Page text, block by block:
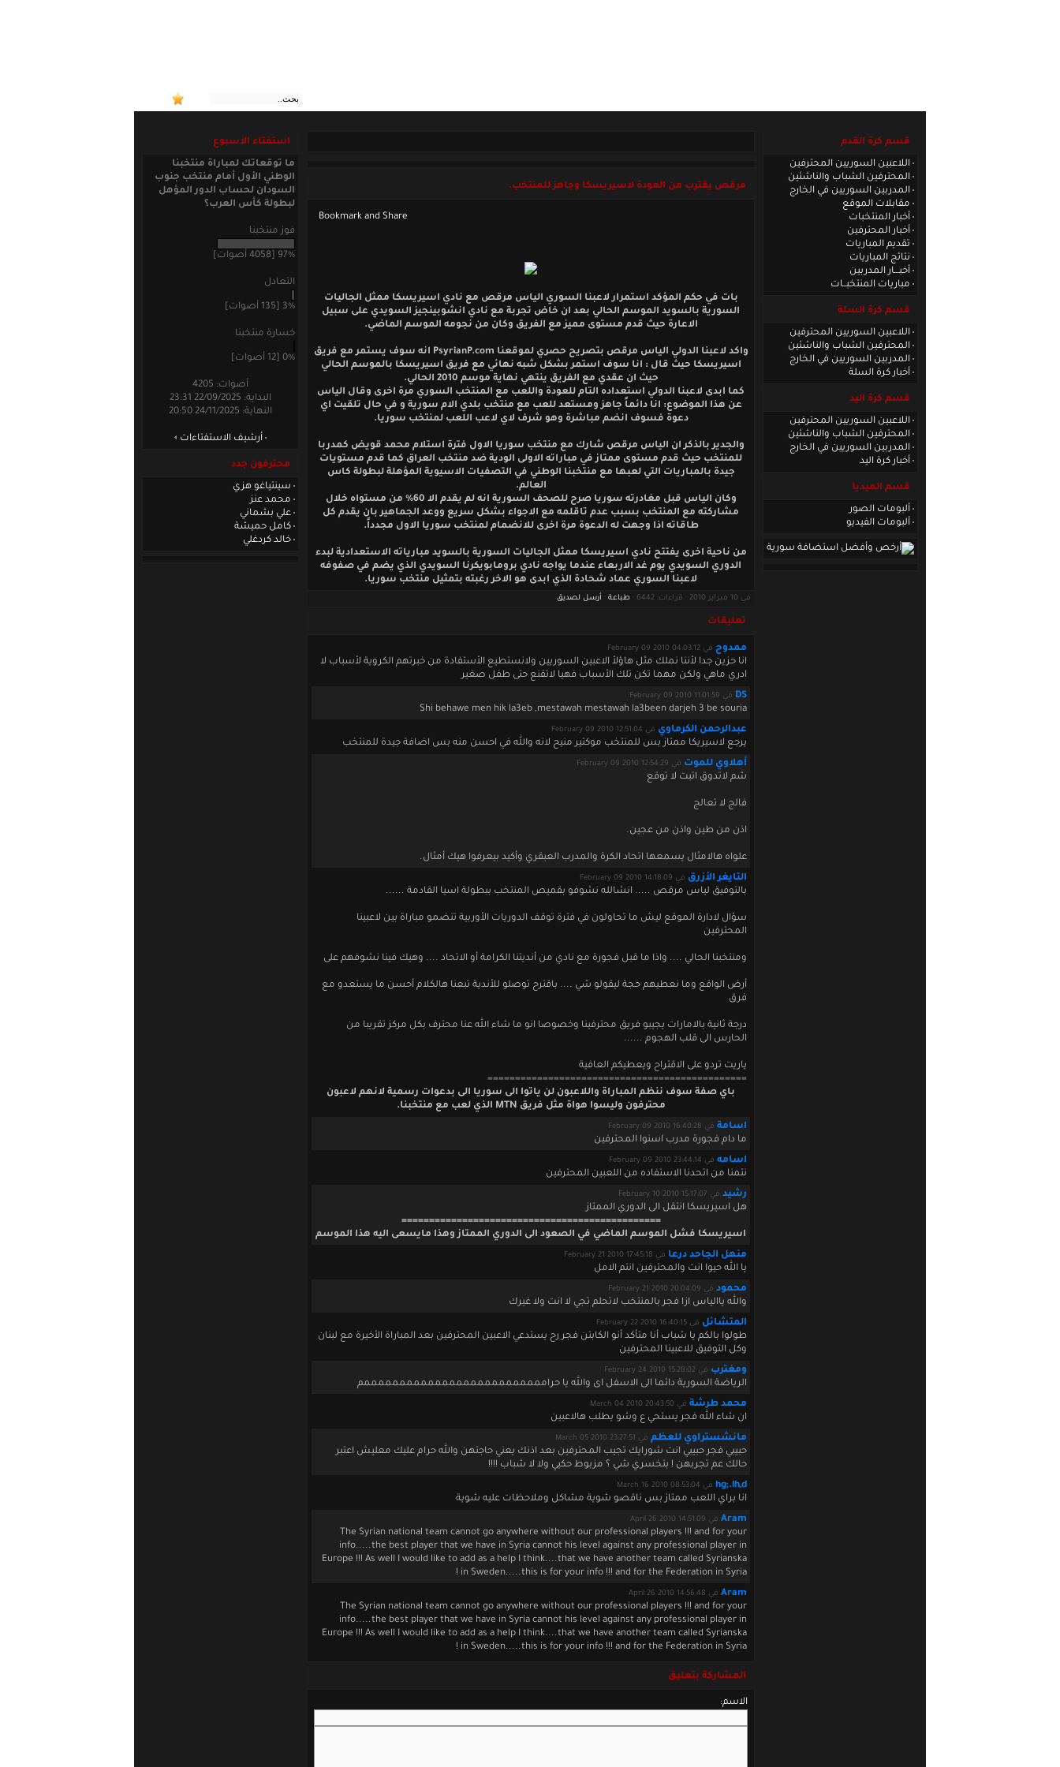
قسم كرة القدم
اللاعبين السوريين المحترفين
المحترفين الشباب والناشئين
المدربين السوريين في الخارج
مقابلات الموقع
أخبار المنتخبات
أخبار المحترفين
تقديم المباريات
نتائج المباريات
أخبـــار المدربين
مباريات المنتخبــات
قسم كرة السلة
اللاعبين السوريين المحترفين
المحترفين الشباب والناشئين
المدربين السوريين في الخارج
أخبار كرة السلة
قسم كرة اليد
اللاعبين السوريين المحترفين
المحترفين الشباب والناشئين
المدربين السوريين في الخارج
أخبار كرة اليد
قسم الميديا
ألبومات الصور
ألبومات الفيديو
مرقص يقترب من العودة لاسيريسكا وجاهز للمنتخب.
بات في حكم المؤكد استمرار لاعبنا السوري الياس مرقص مع نادي اسيريسكا ممثل الجاليات
السورية بالسويد الموسم الحالي بعد ان خاض تجربة مع نادي انشوبينجيز السويدي على سبيل
الاعارة حيث قدم مستوى مميز مع الفريق وكان من نجومه الموسم الماضي.
واكد لاعبنا الدولي الياس مرقص بتصريح حصري لموقعنا PsyrianP.com انه سوف يستمر مع فريق
اسيريسكا حيث قال : انا سوف استمر بشكل شبه نهائي مع فريق اسيريسكا بالموسم الحالي
حيث ان عقدي مع الفريق ينتهي نهاية موسم 2010 الحالي.
كما ابدى لاعبنا الدولي استعداده التام للعودة واللعب مع المنتخب السوري مرة اخرى وقال الياس
عن هذا الموضوع: انا دائماً جاهز ومستعد للعب مع منتخب بلدي الام سورية و في حال تلقيت اي
دعوة فسوف انضم مباشرة وهو شرف لاي لاعب اللعب لمنتخب سوريا.
والجدير بالذكر ان الياس مرقص شارك مع منتخب سوريا الاول فترة استلام محمد قويض كمدربا
للمنتخب حيث قدم مستوى ممتاز في مباراته الاولى الودية ضد منتخب العراق كما قدم مستويات
جيدة بالمباريات التي لعبها مع منتخبنا الوطني في التصفيات الاسيوية المؤهلة لبطولة كاس
العالم.
وكان الياس قبل مغادرته سوريا صرح للصحف السورية انه لم يقدم الا 60% من مستواه خلال
مشاركته مع المنتخب بسبب عدم تاقلمه مع الاجواء بشكل سريع ووعد الجماهير بان يقدم كل
طاقاته اذا وجهت له الدعوة مرة اخرى للانضمام لمنتخب سوريا الاول مجدداً.
من ناحية اخرى يفتتح نادي اسيريسكا ممثل الجاليات السورية بالسويد مبارياته الاستعدادية لبدء
الدوري السويدي يوم غد الاربعاء عندما يواجه نادي برومابويكرنا السويدي الذي يضم في صفوفه
لاعبنا السوري عماد شحادة الذي ابدى هو الاخر رغبته بتمثيل منتخب سوريا.
في 10 فبراير 2010 · قراءات: 6442 · طباعة أرسل لصديق
تعليقات
ممدوح في February 09 2010 04:03:12
انا حزين جدا لأننا نملك مثل هاؤلأ الاعبين السوريين ولانستطيع الأستفادة من خبرتهم الكروية لأسباب لا
ادري ماهي ولكن مهما تكن تلك الأسباب فهيا لاتقنع حتى طفل صغير
DS في February 09 2010 11:01:59
Shi behawe men hik la3eb ,mestawah mestawah la3been darjeh 3 be souria
عبدالرحمن الكرماوي في February 09 2010 12:51:04
يرجع لاسيريكا ممتاز بس للمنتخب موكتير منيح لانه والله في احسن منه بس اضافة جيدة للمنتخب
أهلاوي للموت في February 09 2010 12:54:29
شم لاتدوق اتبت لا توقع
فالج لا تعالج
اذن من طين واذن من عجين.
علواه هالامثال يسمعها اتحاد الكرة والمدرب العبقري وأكيد بيعرفوا هيك أمثال.
التايغر الأزرق في February 09 2010 14:18:09
بالتوفيق لياس مرقص ..... انشالله نشوفو بقميص المنتخب ببطولة اسيا القادمة ......
سؤال لادارة الموقع ليش ما تحاولون في فترة توقف الدوريات الأوربية تنضمو مباراة بين لاعبينا
المحترفين
ومنتخبنا الحالي .... واذا ما قبل فجورة مع نادي من أنديتنا الكرامة أو الاتحاد .... وهيك فينا نشوفهم على
أرض الواقع وما نعطيهم حجة ليقولو شي .... باقترح توصلو للأندية تبعنا هالكلام أحسن ما يستعدو مع
فرق
درجة ثانية بالامارات يجيبو فريق محترفينا وخصوصا انو ما شاء الله عنا محترف بكل مركز تقريبا من
الحارس الى قلب الهجوم ......
ياريت تردو على الاقتراح ويعطيكم العافية
===============================================
باي صفة سوف ننظم المباراة واللاعبون لن ياتوا الى سوريا الى بدعوات رسمية لانهم لاعبون
محترفون وليسوا هواة مثل فريق MTN الذي لعب مع منتخبنا.
اسامة في February 09 2010 16:40:28
ما دام فجورة مدرب اسنوا المحترفين
اسامه في February 09 2010 23:44:14
نتمنا من اتحدنا الاستفاده من اللعبين المحترفين
رشيد في February 10 2010 15:17:07
هل اسيريسكا انتقل الى الدوري الممتاز
===============================================
اسيريسكا فشل الموسم الماضي في الصعود الى الدوري الممتاز وهذا مايسعى اليه هذا الموسم
منهل الجاحد درعا في February 21 2010 17:45:18
يا الله حيوا انت والمحترفين انتم الامل
محمود في February 21 2010 20:04:09
والله ياالياس ازا فجر بالمنتخب لاتحلم تجي لا انت ولا غيرك
المتشائل في February 22 2010 16:40:15
طولوا بالكم يا شباب أنا متأكد أنو الكابتن فجر رح يستدعي الاعبين المحترفين بعد المباراة الأخيرة مع لبنان
وكل التوفيق للاعبينا المحترفين
ومغترب في February 24 2010 15:28:02
الرياضة السورية دائما الى الاسفل اى والله يا حراممممممممممممممممممممممممممم
محمد طرشة في March 04 2010 20:43:50
ان شاء الله فجر يستحي ع وشو يطلب هالاعبين
مانشستراوي للعظم في March 05 2010 23:27:51
حبيبي فجر حبيبي انت شورايك تجيب المحترفين بعد اذنك يعني حاجتهن والله حرام عليك معليش اعتبر
حالك عم تجربهن ! بتخسري شي ؟ مزبوط حكيي ولا لا شباب !!!!
hg;.lh,d في March 16 2010 08:53:04
انا براي اللعب ممتاز بس ناقصو شوية مشاكل وملاحظات عليه شوية
Aram في April 26 2010 14:51:09
The Syrian national team cannot go anywhere without our professional players !!! and for your
info.....the best player that we have in Syria cannot his level against any professional player in
Europe !!! As well I would like to add as a help I think....that we have another team called Syrianska
in Sweden.....this is for your info !!! and for the Federation in Syria !
Aram في April 26 2010 14:56:48
The Syrian national team cannot go anywhere without our professional players !!! and for your
info.....the best player that we have in Syria cannot his level against any professional player in
Europe !!! As well I would like to add as a help I think....that we have another team called Syrianska
in Sweden.....this is for your info !!! and for the Federation in Syria !
المشاركة بتعليق
الاسم:
استفتاء الاسبوع
ما توقعاتك لمباراة منتخبنا
الوطني الأول أمام منتخب جنوب
السودان لحساب الدور المؤهل
لبطولة كأس العرب؟
فوز منتخبنا
97% [4058 أصوات]
التعادل
3% [135 أصوات]
خسارة منتخبنا
0% [12 أصوات]
أصوات: 4205
البداية: 22/09/2025 23:31
النهاية: 24/11/2025 20:50
أرشيف الاستفتاءات
محترفون جدد
سينتياغو هزي
محمد عنز
علي بشماني
كامل حميشة
خالد كردغلي